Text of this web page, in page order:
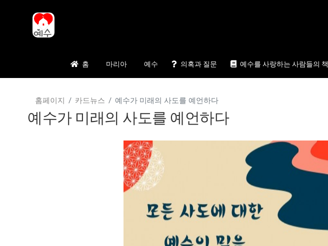
홈 마리아 예수 의혹과 질문 예수를 사랑하는 사람들의 책
홈페이지 카드뉴스 예수가 미래의 사도를 예언하다
예수가 미래의 사도를 예언하다